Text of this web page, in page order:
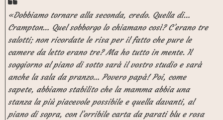
«Dobbiamo tornare alla seconda, credo. Quella di…
Crampton… Quel sobborgo lo chiamano così? C’erano tre
salotti; non ricordate le risa per il fatto che pure le
camere da letto erano tre? Ma ho tutto in mente. Il
soggiorno al piano di sotto sarà il vostro studio e sarà
anche la sala da pranzo… Povero papà! Poi, come
sapete, abbiamo stabilito che la mamma abbia una
stanza la più piacevole possibile e quella davanti, al
piano di sopra, con l’orribile carta da parati blu e rosa